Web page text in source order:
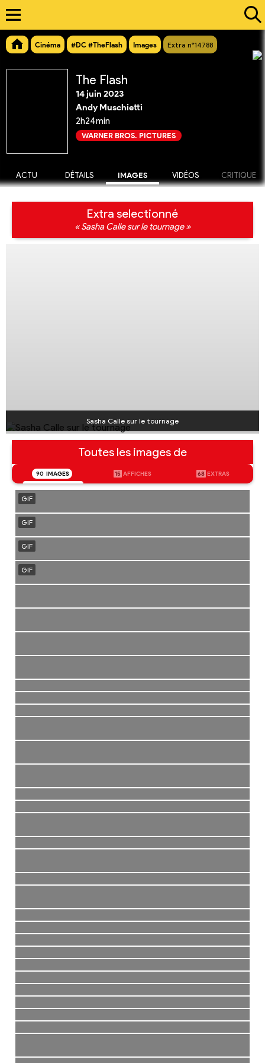
Cinéma #DC #TheFlash Images Extra n°14788
The Flash
14 juin 2023
Andy Muschietti
2h24min
WARNER BROS. PICTURES
ACTU DÉTAILS IMAGES VIDÉOS CRITIQUE
Extra selectionné
« Sasha Calle sur le tournage »
Sasha Calle sur le tournage
Toutes les images de
90 IMAGES 15 AFFICHES 68 EXTRAS